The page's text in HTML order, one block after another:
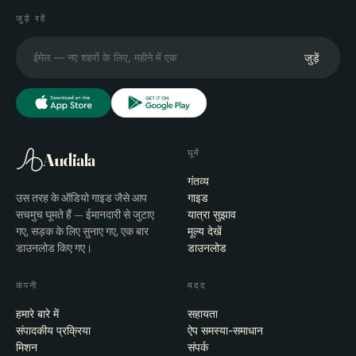
जुड़े रहें
जुड़ें
Audiala
उस तरह के ऑडियो गाइड जैसे आप
सचमुच घूमते हैं — ईमानदारी से जुटाए
गए, सड़क के लिए सुनाए गए, एक बार
डाउनलोड किए गए।
घूमें
गंतव्य
गाइड
यात्रा सुझाव
मूल्य देखें
डाउनलोड
कंपनी
हमारे बारे में
संपादकीय प्रक्रिया
मिशन
मदद
सहायता
ऐप समस्या-समाधान
संपर्क